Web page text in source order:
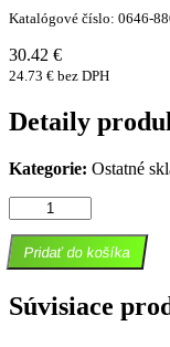
Katalógové číslo: 0646-
30.42 €
24.73 € bez DPH
Detaily
Kategorie: Ostatné
množstvo
Podložka,
vyvažovacia
Pridať do košíka
Súvisiace